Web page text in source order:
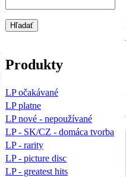
Produkty
LP očakávané
LP platne
LP nové - nepoužívané
LP - SK/CZ - domáca tvorba
LP - rarity
LP - picture disc
LP - greatest hits